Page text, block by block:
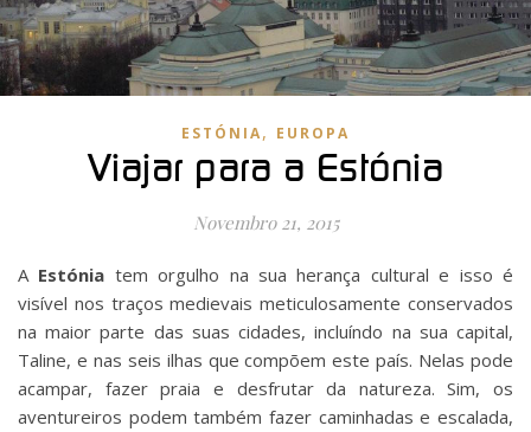
ESTÓNIA, EUROPA
Viajar para a Estónia
Novembro 21, 2015
A Estónia tem orgulho na sua herança cultural e isso é
visível nos traços medievais meticulosamente conservados
na maior parte das suas cidades, incluíndo na sua capital,
Taline, e nas seis ilhas que compõem este país. Nelas pode
acampar, fazer praia e desfrutar da natureza. Sim, os
aventureiros podem também fazer caminhadas e escalada,